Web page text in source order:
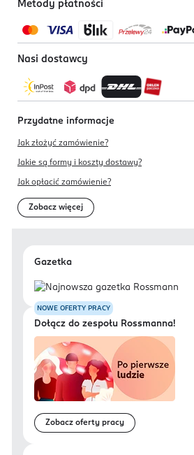
Metody płatności
Nasi dostawcy
Przydatne informacje
Jak złożyć zamówienie?
Jakie są formy i koszty dostawy?
Jak opłacić zamówienie?
Zobacz więcej
Gazetka
NOWE OFERTY PRACY
Dołącz do zespołu Rossmanna!
Zobacz oferty pracy